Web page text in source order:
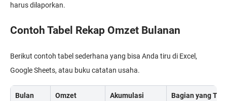
harus dilaporkan.
Contoh Tabel Rekap Omzet Bulanan
Berikut contoh tabel sederhana yang bisa Anda tiru di Excel,
Google Sheets, atau buku catatan usaha.
Bulan
Omzet
Akumulasi
Bagian yang